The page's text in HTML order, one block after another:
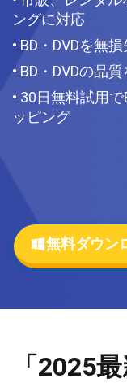
ングに対応
• BD・DVDを無
• BD・DVDの品
• 30日無料試用
ッピング
無料ダウン
「2025